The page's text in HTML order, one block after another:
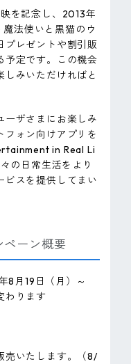
を記念し、2013年
法使いと黒猫のウ
プレゼントや割引販
予定です。この機会
しみいただければと
ーザさまにお楽しみ
フォン向けアプリを
in Real Li
の日常生活をより
ビスを提供してまい
ペーン概要
8月19日（月）～
わります
売いたします。（8/